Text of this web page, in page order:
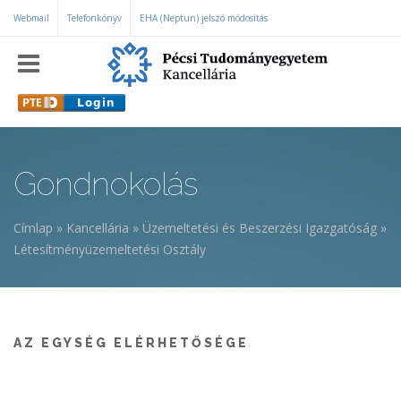
Ugrás a tartalomra
Webmail Telefonkönyv EHA (Neptun) jelszó módosítás
Gondnokolás
Jelenlegi hely
Címlap » Kancellária » Üzemeltetési és Beszerzési Igazgatóság »
Létesítményüzemeltetési Osztály
AZ EGYSÉG ELÉRHETŐSÉGE